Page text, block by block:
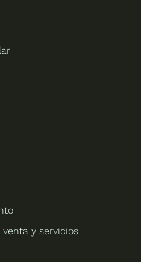
y servicios